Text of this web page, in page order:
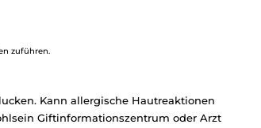
zuführen.
Kann allergische Hautreaktionen
Giftinformationszentrum oder Arzt